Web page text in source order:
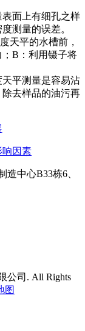
面上有细孔之样
测量的误差。
天平的水槽前，
B：利用镊子将
平测量是容易沾
除去样品的油污再
响因素
中心B33栋6、
公司. All Rights
图